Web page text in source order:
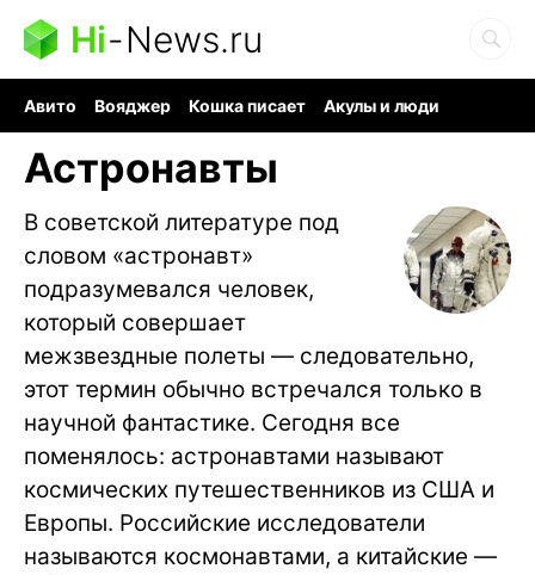
Hi-News.ru
Авито Вояджер Кошка писает
Акулы и люди
Астронавты
В советской литературе под
словом «астронавт»
подразумевался человек,
который совершает
межзвездные полеты — следовательно,
этот термин обычно встречался только в
научной фантастике. Сегодня все
поменялось: астронавтами называют
космических путешественников из США и
Европы. Российские исследователи
называются космонавтами, а китайские —